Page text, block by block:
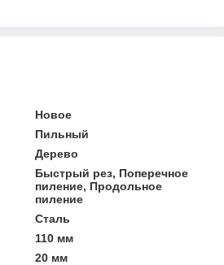
Новое
Пильный
Дерево
Быстрый рез, Поперечное
пиление, Продольное
пиление
Сталь
110 мм
20 мм